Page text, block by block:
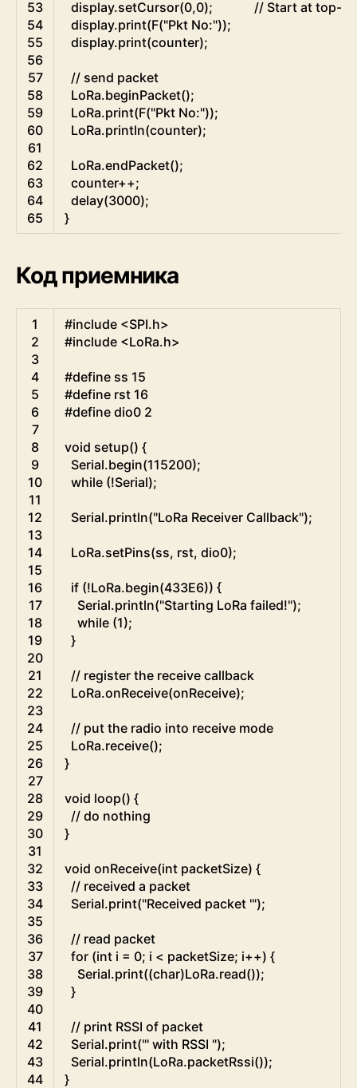
53
54
55
56
57
58
59
60
61
62
63
64
65
display.setCursor(0,0);
// Start at top-
display.print(F("Pkt No:"));
display.print(counter);
// send packet
LoRa.beginPacket();
LoRa.print(F("Pkt No:"));
LoRa.println(counter);
LoRa.endPacket();
counter++;
delay(3000);
}
Код приемника
1
2
3
4
5
6
7
8
9
10
11
12
13
14
15
16
17
18
19
20
21
22
23
24
25
26
27
28
29
30
31
32
33
34
35
36
37
38
39
40
41
42
43
44
#include <SPI.h>
#include <LoRa.h>
#define ss 15
#define rst 16
#define dio0 2
void setup() {
Serial.begin(115200);
while (!Serial);
Serial.println("LoRa Receiver Callback");
LoRa.setPins(ss, rst, dio0);
if (!LoRa.begin(433E6)) {
Serial.println("Starting LoRa failed!");
while (1);
}
// register the receive callback
LoRa.onReceive(onReceive);
// put the radio into receive mode
LoRa.receive();
}
void loop() {
// do nothing
}
void onReceive(int packetSize) {
// received a packet
Serial.print("Received packet '");
// read packet
for (int i = 0; i < packetSize; i++) {
Serial.print((char)LoRa.read());
}
// print RSSI of packet
Serial.print("' with RSSI ");
Serial.println(LoRa.packetRssi());
}